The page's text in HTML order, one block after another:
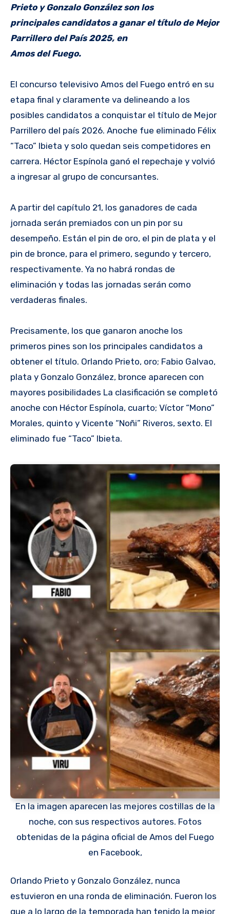
Prieto y Gonzalo González son los
principales candidatos a ganar el título de Mejor
Parrillero del País 2025, en
Amos del Fuego.
El concurso televisivo Amos del Fuego entró en su
etapa final y claramente va delineando a los
posibles candidatos a conquistar el título de Mejor
Parrillero del país 2026. Anoche fue eliminado Félix
“Taco” Ibieta y solo quedan seis competidores en
carrera. Héctor Espínola ganó el repechaje y volvió
a ingresar al grupo de concursantes.
A partir del capítulo 21, los ganadores de cada
jornada serán premiados con un pin por su
desempeño. Están el pin de oro, el pin de plata y el
pin de bronce, para el primero, segundo y tercero,
respectivamente. Ya no habrá rondas de
eliminación y todas las jornadas serán como
verdaderas finales.
Precisamente, los que ganaron anoche los
primeros pines son los principales candidatos a
obtener el título. Orlando Prieto, oro; Fabio Galvao,
plata y Gonzalo González, bronce aparecen con
mayores posibilidades La clasificación se completó
anoche con Héctor Espínola, cuarto; Víctor “Mono”
Morales, quinto y Vicente “Noñi” Riveros, sexto. El
eliminado fue “Taco” Ibieta.
En la imagen aparecen las mejores costillas de la
noche, con sus respectivos autores. Fotos
obtenidas de la página oficial de Amos del Fuego
en Facebook,
Orlando Prieto y Gonzalo González, nunca
estuvieron en una ronda de eliminación. Fueron los
que a lo largo de la temporada han tenido la mejor